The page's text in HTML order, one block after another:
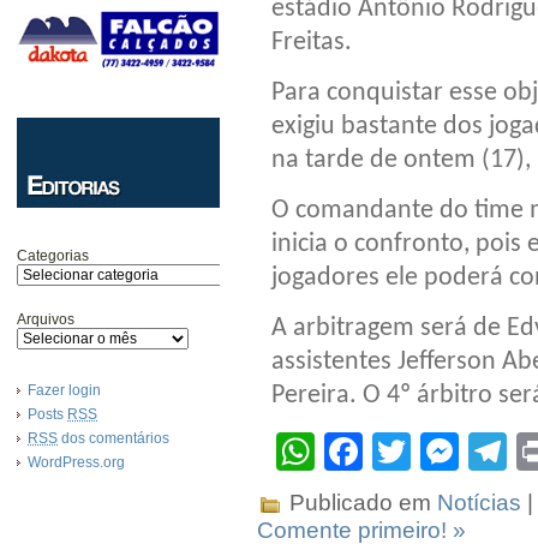
Categorias
Arquivos
Fazer login
Posts RSS
RSS dos comentários
WordPress.org
estádio Antônio
Freitas.
Para conquistar esse
exigiu bastante dos
na tarde de ontem
O comandante do time
inicia o confronto, pois
jogadores ele poderá
A arbitragem será de
assistentes Jefferson
Pereira. O 4º árbitro
WhatsApp
Facebook
Twitter
Publicado em Notícias
Comente primeiro! »